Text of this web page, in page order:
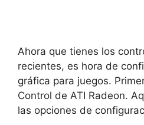
Ahora que tienes los
recientes, es hora de
gráfica para juegos.
Control de ATI Radeon.
las opciones de